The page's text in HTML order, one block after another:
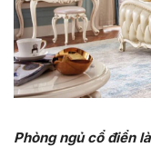
Phòng ngủ cổ điển